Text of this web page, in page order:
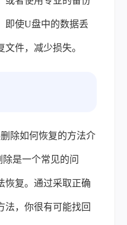
即使U盘中的数据丢
件，减少损失。
除如何恢复的方法介
是一个常见的问
恢复。通过采取正确
法，你很有可能找回